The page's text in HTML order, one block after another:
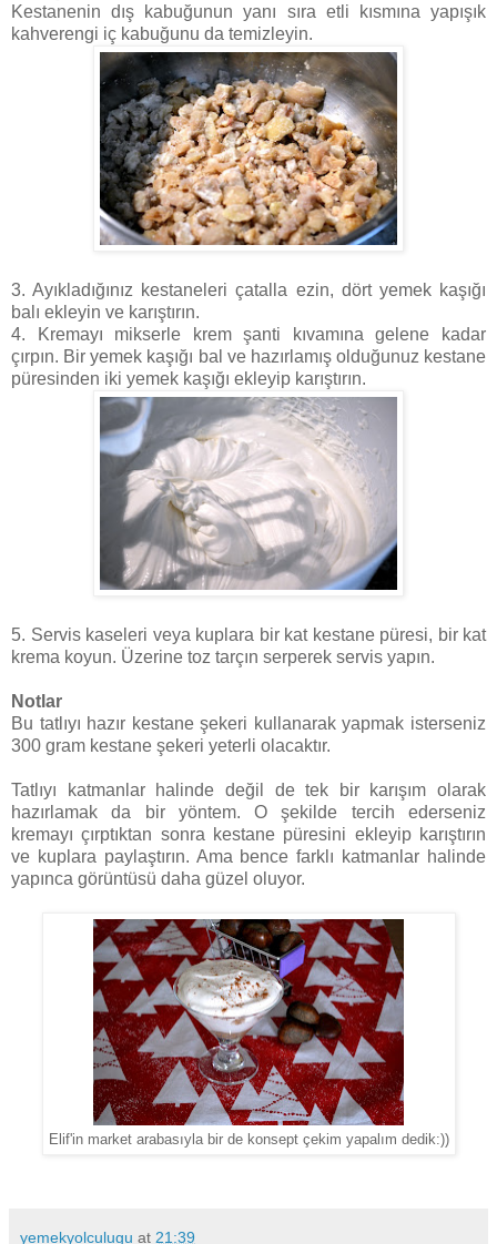
Kestanenin dış kabuğunun yanı sıra etli kısmına yapışık
kahverengi iç kabuğunu da temizleyin.
3. Ayıkladığınız kestaneleri çatalla ezin, dört yemek kaşığı
balı ekleyin ve karıştırın.
4. Kremayı mikserle krem şanti kıvamına gelene kadar
çırpın. Bir yemek kaşığı bal ve hazırlamış olduğunuz kestane
püresinden iki yemek kaşığı ekleyip karıştırın.
5. Servis kaseleri veya kuplara bir kat kestane püresi, bir kat
krema koyun. Üzerine toz tarçın serperek servis yapın.
Notlar
Bu tatlıyı hazır kestane şekeri kullanarak yapmak isterseniz
300 gram kestane şekeri yeterli olacaktır.
Tatlıyı katmanlar halinde değil de tek bir karışım olarak
hazırlamak da bir yöntem. O şekilde tercih ederseniz
kremayı çırptıktan sonra kestane püresini ekleyip karıştırın
ve kuplara paylaştırın. Ama bence farklı katmanlar halinde
yapınca görüntüsü daha güzel oluyor.
Elif'in market arabasıyla bir de konsept çekim yapalım dedik:))
yemekyolculugu at 21:39